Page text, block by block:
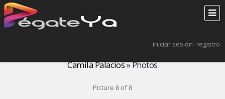
iniciar sesión registro
Camila Palacios» Photos
Picture 8 of 8